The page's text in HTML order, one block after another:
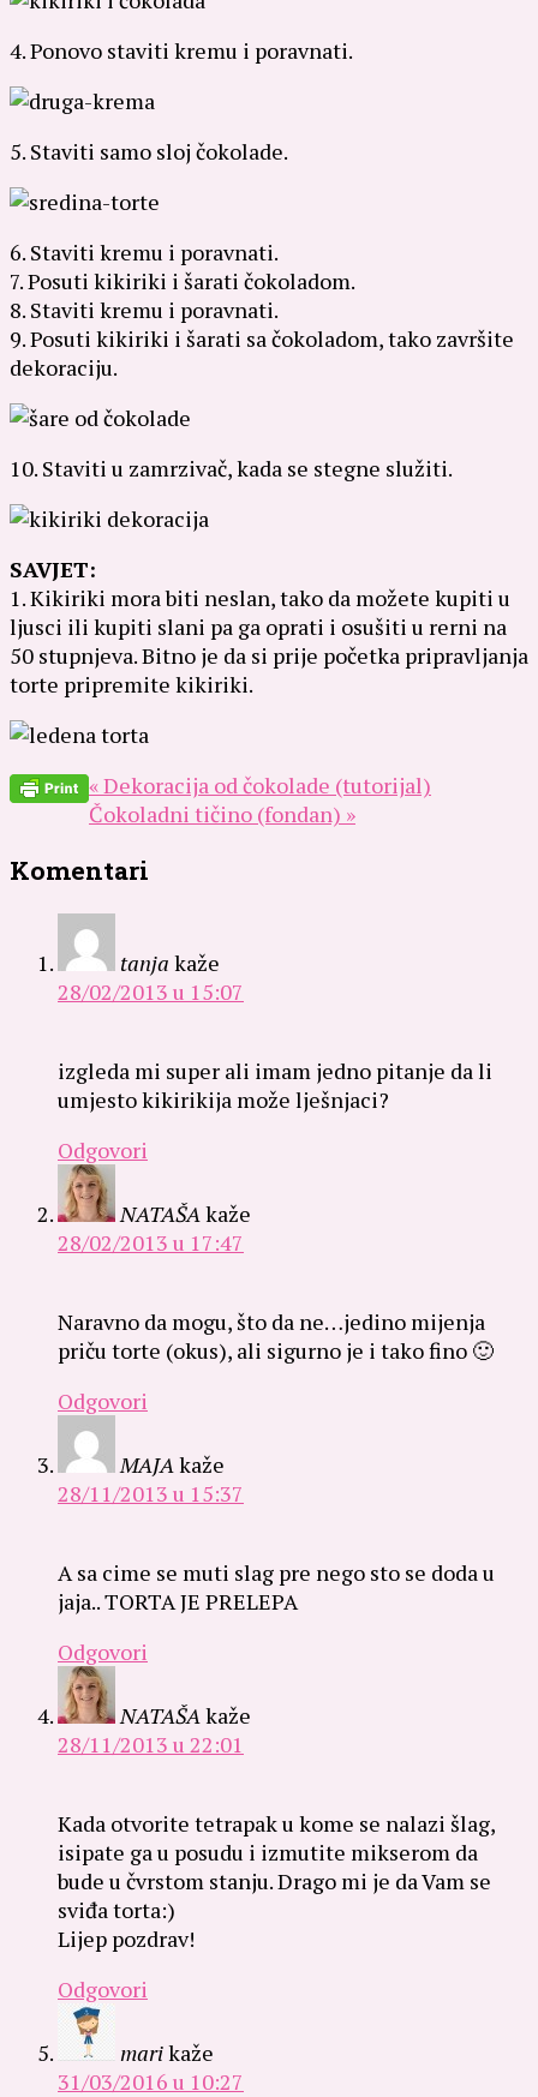
4. Ponovo staviti kremu i poravnati.
5. Staviti samo sloj čokolade.
6. Staviti kremu i poravnati.
7. Posuti kikiriki i šarati čokoladom.
8. Staviti kremu i poravnati.
9. Posuti kikiriki i šarati sa čokoladom, tako završite
dekoraciju.
10. Staviti u zamrzivač, kada se stegne služiti.
SAVJET:
1. Kikiriki mora biti neslan, tako da možete kupiti u
ljusci ili kupiti slani pa ga oprati i osušiti u rerni na
50 stupnjeva. Bitno je da si prije početka pripravljanja
torte pripremite kikiriki.
« Dekoracija od čokolade (tutorijal)
Čokoladni tičino (fondan) »
Komentari
tanja kaže
28/02/2013 u 15:07
izgleda mi super ali imam jedno pitanje da li
umjesto kikirikija može lješnjaci?
Odgovori
NATAŠA kaže
28/02/2013 u 17:47
Naravno da mogu, što da ne…jedino mijenja
priču torte (okus), ali sigurno je i tako fino 🙂
Odgovori
MAJA kaže
28/11/2013 u 15:37
A sa cime se muti slag pre nego sto se doda u
jaja.. TORTA JE PRELEPA
Odgovori
NATAŠA kaže
28/11/2013 u 22:01
Kada otvorite tetrapak u kome se nalazi šlag,
isipate ga u posudu i izmutite mikserom da
bude u čvrstom stanju. Drago mi je da Vam se
sviđa torta:)
Lijep pozdrav!
Odgovori
marikaže
31/03/2016 u 10:27